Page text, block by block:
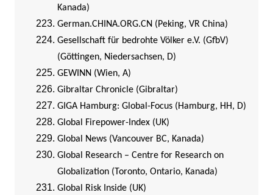
Kanada)
German.CHINA.ORG.CN (Peking, VR China)
Gesellschaft für bedrohte Völker e.V. (GfbV)
(Göttingen, Niedersachsen, D)
GEWINN (Wien, A)
Gibraltar Chronicle (Gibraltar)
GIGA Hamburg: Global-Focus (Hamburg, HH, D)
Global Firepower-Index (UK)
Global News (Vancouver BC, Kanada)
Global Research – Centre for Research on
Globalization (Toronto, Ontario, Kanada)
Global Risk Inside (UK)